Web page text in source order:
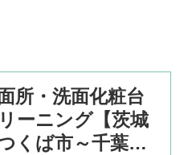
所・洗面化粧台
ーニング【茨城
くば市～千葉県